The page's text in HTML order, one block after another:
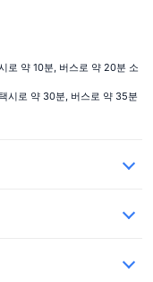
로 약 10분, 버스로 약 20분 소
시로 약 30분, 버스로 약 35분